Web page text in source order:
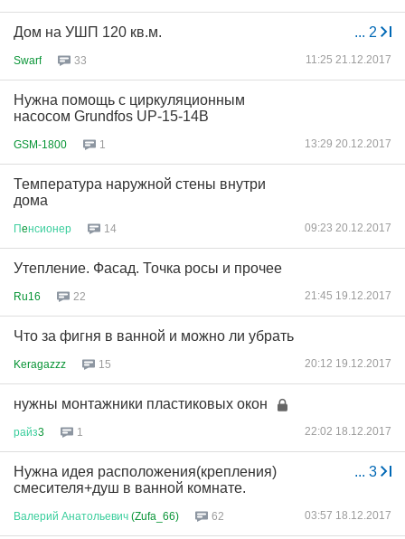
... 2
Дом на УШП 120 кв.м.
Swarf 33 11:25 21.12.2017
Нужна помощь с циркуляционным
насосом Grundfos UP-15-14B
GSM-1800 1 13:29 20.12.2017
Температура наружной стены внутри
дома
Пeнсионер 14 09:23 20.12.2017
Утепление. Фасад. Точка росы и прочее
Ru16 22 21:45 19.12.2017
Что за фигня в ванной и можно ли убрать
Keragazzz 15 20:12 19.12.2017
нужны монтажники пластиковых окон
райз3 1 22:02 18.12.2017
... 3
Нужна идея расположения(крепления)
смесителя+душ в ванной комнате.
Валерий Анатольевич (Zufa_66) 62 03:57 18.12.2017